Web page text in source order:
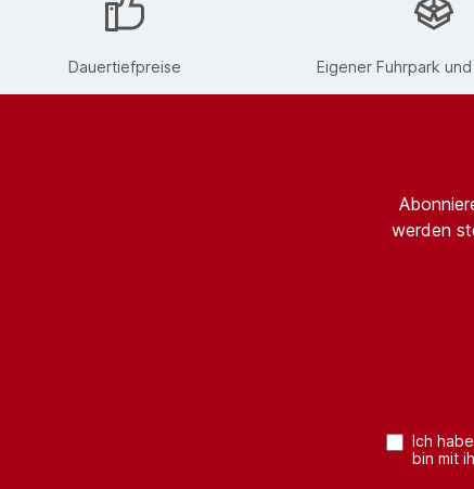
Dauertiefpreise Eigener Fuhrpark
werden
Ich
bin mit